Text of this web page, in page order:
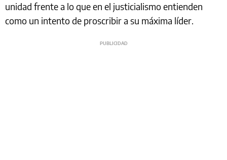
unidad frente a lo que en el justicialismo entienden
como un intento de proscribir a su máxima líder.